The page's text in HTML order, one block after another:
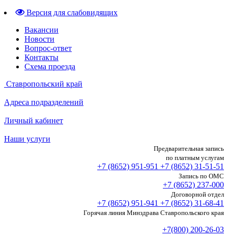
Версия для слабовидящих
Вакансии
Новости
Вопрос-ответ
Контакты
Схема проезда
Ставропольский край
Адреса подразделений
Личный кабинет
Наши услуги
Предварительная запись
по платным услугам
+7 (8652) 951-951 +7 (8652) 31-51-51
Запись по ОМС
+7 (8652) 237-000
Договорной отдел
+7 (8652) 951-941 +7 (8652) 31-68-41
Горячая линия Минздрава Ставропольского края
+7(800) 200-26-03